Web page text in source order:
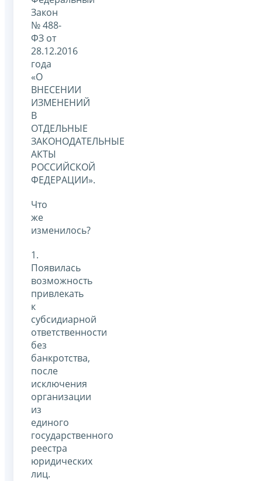
Закон
№ 488-
ФЗ от
28.12.2016
года
«О
ВНЕСЕНИИ
ИЗМЕНЕНИЙ
В
ОТДЕЛЬНЫЕ
ЗАКОНОДАТЕЛЬНЫЕ
АКТЫ
РОССИЙСКОЙ
ФЕДЕРАЦИИ».
Что
же
изменилось?
1.
Появилась
возможность
привлекать
к
субсидиарной
ответственности
без
банкротства,
после
исключения
организации
из
единого
государственного
реестра
юридических
лиц.